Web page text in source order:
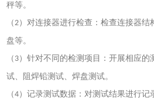
秤等。
（2）对连接器进行检查：检查连接器
盘等。
（ 3）针对不同的检测项目：开展相应的
试、阻焊铅测试、焊盘测试。
（4）记录测试数据：对测试结果进行记